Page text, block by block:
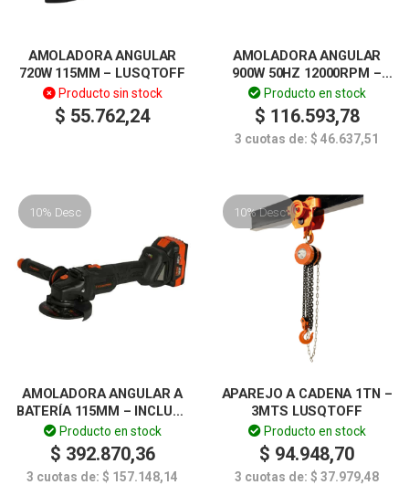
AMOLADORA ANGULAR
720W 115MM – LUSQTOFF
Producto sin stock
$ 55.762,24
AMOLADORA ANGULAR
900W 50HZ 12000RPM –
LUSQTOFF
Producto en stock
$ 116.593,78
3 cuotas de: $ 46.637,51
10% Desc
AMOLADORA ANGULAR A
BATERÍA 115MM – INCLUYE
BATERÍA Y CARGADOR –
LUSQTOFF
Producto en stock
$ 392.870,36
3 cuotas de: $ 157.148,14
10% Desc
APAREJO A CADENA 1TN –
3MTS LUSQTOFF
Producto en stock
$ 94.948,70
3 cuotas de: $ 37.979,48